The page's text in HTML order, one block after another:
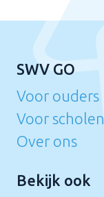
SWV GO
Voor ouders
Voor scholen
Over ons
Bekijk ook